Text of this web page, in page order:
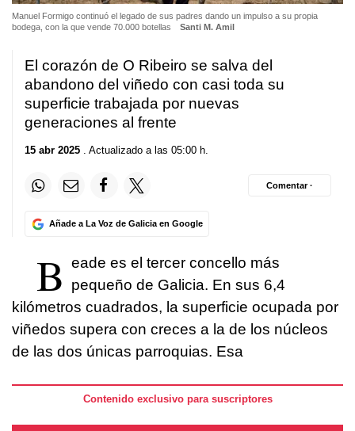
Manuel Formigo continuó el legado de sus padres dando un impulso a su propia
bodega, con la que vende 70.000 botellas
Santi M. Amil
El corazón de O Ribeiro se salva del
abandono del viñedo con casi toda su
superficie trabajada por nuevas
generaciones al frente
15 abr 2025 . Actualizado a las 05:00 h.
Añade a La Voz de Galicia en Google
Comentar ·
B eade es el tercer concello más
pequeño de Galicia. En sus 6,4
kilómetros cuadrados, la superficie ocupada por
viñedos supera con creces a la de los núcleos
de las dos únicas parroquias. Esa
Contenido exclusivo para suscriptores